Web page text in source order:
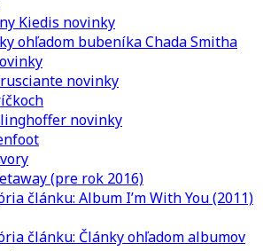
Kiedis novinky
ohľadom bubeníka Chada Smitha
novinky
novinky
(pre rok 2016)
článku: Album I’m With You (2011)
článku: Články ohľadom albumov